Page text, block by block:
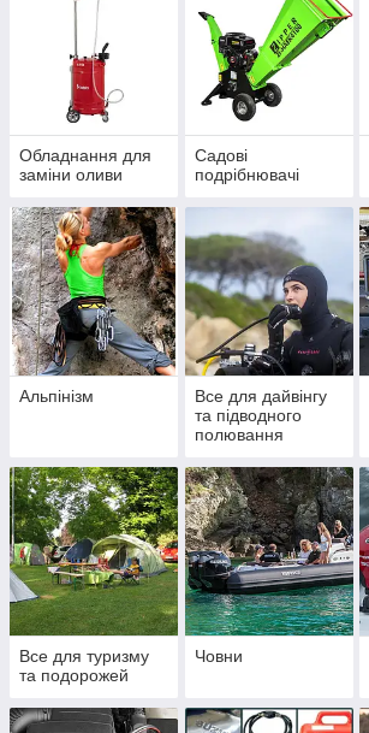
Обладнання для
заміни оливи
Садові
подрібнювачі
Альпінізм
Все для дайвінгу
та підводного
полювання
Все для туризму
та подорожей
Човни